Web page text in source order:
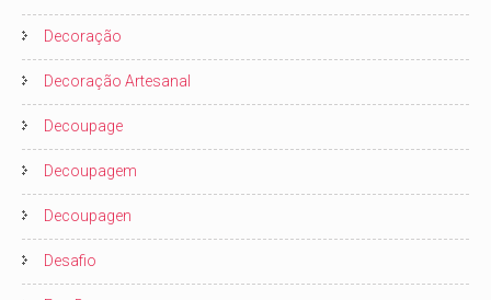
Decoração
Decoração Artesanal
Decoupage
Decoupagem
Decoupagen
Desafio